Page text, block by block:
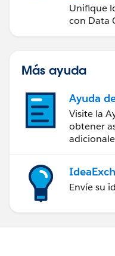
Unifique
con Data
Más ayuda
Ayuda
Visite la
obtener
Envíe su